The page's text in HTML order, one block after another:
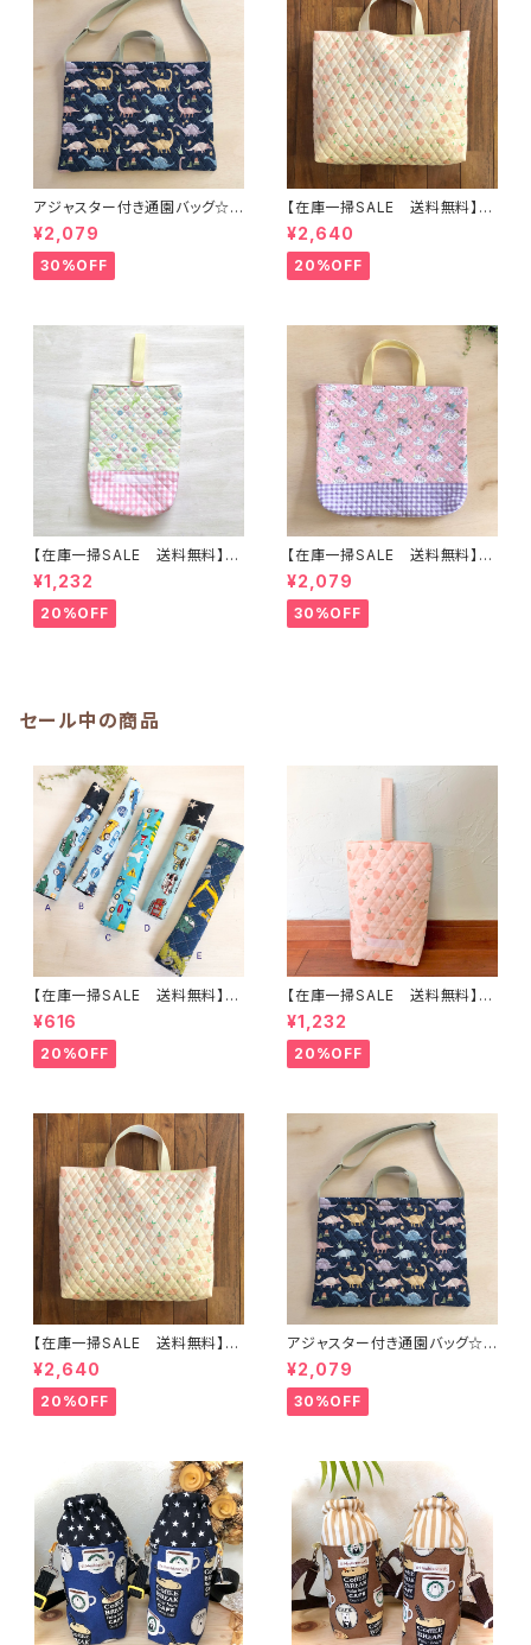
アジャスター付き通園バッグ☆3
0×43cm 【恐竜柄】 ★B. 13 男
の子 キルティング 絵本バッ
グ ダイナソー ｜通園通学用
のかわいい巾着袋や入園オーダ
¥2,079
30%OFF
【在庫一掃SALE 送料無料】通
園バッグ☆32×43マチ6cm☆
【ピーチ柄】★TB.39 幼稚園バ
ッグ トートバッグ キルティン
グ レッスンバッグ 桃 女の
a☆ほしぞら
¥2,640
20%OFF
【在庫一掃SALE 送料無料】上
靴入れ☆27×23マチ6cm ☆
【ティンカーベルシルエット柄】
★US. 4142 上履き袋 上靴袋
妖精 花 女の子 かわいい
¥1,232
20%OFF
【在庫一掃SALE 送料無料】通
園バッグ☆32×43マチ6cm☆
ピンク【ペガサス柄】★TB.38
幼稚園バッグ トートバッグ キ
ルティング レッスンバッグ ユ
¥2,079
30%OFF
セール中の商品
【在庫一掃SALE 送料無料】も
こもこ水筒肩ひもカバー【はたら
く】 ★KS.10111314151617181
9 車 男の子 飛行機 くる
ま ｜通園通学用のかわいい巾
¥616
20%OFF
【在庫一掃SALE 送料無料】再
販/上靴入れ☆27×22マチ6cm
☆【ピーチ柄】 ★US.49 上履き
袋 上靴袋 桃 キルティング 裏
地付き ｜通園通学用のかわい
¥1,232
20%OFF
【在庫一掃SALE 送料無料】通
園バッグ☆32×43マチ6cm☆
【ピーチ柄】★TB.39 幼稚園バ
ッグ トートバッグ キルティン
グ レッスンバッグ 桃 女の
a☆ほしぞら
¥2,640
20%OFF
アジャスター付き通園バッグ☆3
0×43cm 【恐竜柄】 ★B. 13 男
の子 キルティング 絵本バッ
グ ダイナソー ｜通園通学用
のかわいい巾着袋や入園オーダ
¥2,079
30%OFF